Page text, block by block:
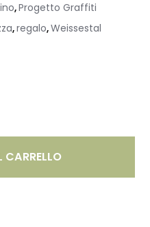
,Progetto Graffiti
,regalo,Weissestal